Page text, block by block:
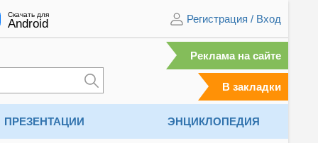
Скачать для
Android Регистрация / Вход
Реклама на сайте
В закладки
ПРЕЗЕНТАЦИИ ЭНЦИКЛОПЕДИЯ